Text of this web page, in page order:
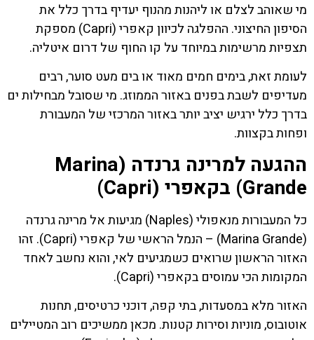
מי שאוהב לצלם או ליהנות מהנוף יעדיף בדרך כלל את
הסיפון החיצוני. ההפלגה לכיוון קאפרי (Capri) מספקת
תצפיות מרשימות במיוחד על קו החוף של דרום איטליה.
לעומת זאת, בימים חמים מאוד או בים מעט סוער, רבים
מעדיפים לשבת בפנים באזור הממוזג. מי שסובל מבחילות ים
בדרך כלל ירגיש יציב יותר באזור המרכזי של המעבורת
ופחות בקצוות.
ההגעה למרינה גרנדה (Marina
Grande) בקאפרי (Capri)
כל המעבורות מנאפולי (Naples) מגיעות אל מרינה גרנדה
(Marina Grande) – הנמל הראשי של קאפרי (Capri). זהו
האזור הראשון שרואים כשמגיעים לאי, והוא נחשב לאחד
המקומות הכי עמוסים בקאפרי (Capri).
האזור מלא במסעדות, בתי קפה, דוכני כרטיסים, תחנות
אוטובוס, מוניות וסירות קטנות. מכאן ממשיכים רוב המטיילים